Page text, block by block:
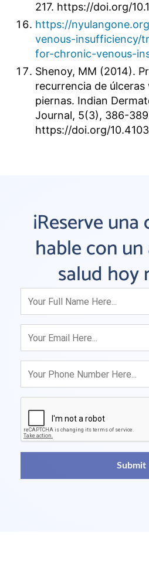
217. https://doi.org/
https://
venous-insufficiency/
for-chronic-venous-
Shenoy, MM (2014).
recurrencia de úlceras
piernas. Indian
Journal, 5(3), 386-
https://doi.org/
¡Reserve
hable con
salud hoy